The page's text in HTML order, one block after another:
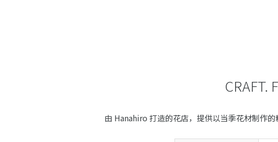
由 Hanahiro 打造的花店，提供以当季花材制作的